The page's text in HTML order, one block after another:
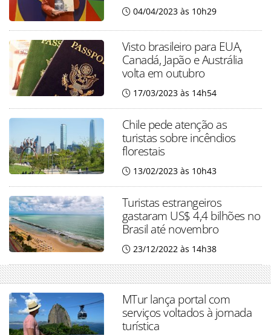
04/04/2023 às 10h29
Visto brasileiro para EUA,
Canadá, Japão e Austrália
volta em outubro
17/03/2023 às 14h54
Chile pede atenção as
turistas sobre incêndios
florestais
13/02/2023 às 10h43
Turistas estrangeiros
gastaram US$ 4,4 bilhões no
Brasil até novembro
23/12/2022 às 14h38
MTur lança portal com
serviços voltados à jornada
turística